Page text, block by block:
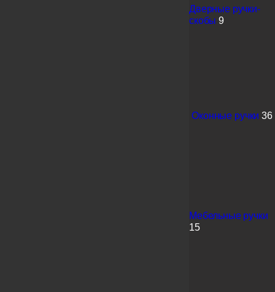
Дверные ручки-
скобы 9
Оконные ручки 36
Мебельные ручки
15